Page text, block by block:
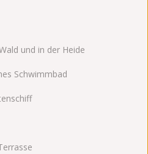
und in der Heide
Schwimmbad